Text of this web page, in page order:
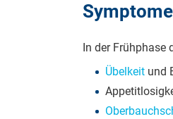
In der
Übelkeit und